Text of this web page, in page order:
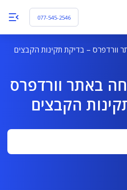
077-545-2546
– בדיקת תקינות הקבצים
באתר וורדפרס
הקבצים